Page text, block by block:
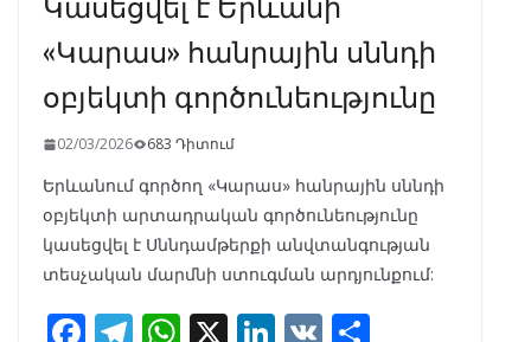
«Կարաս» հանրային սննդի
օբյեկտի գործունեությունը
02/03/2026 683 Դիտում
Երևանում գործող «Կարաս» հանրային սննդի
օբյեկտի արտադրական գործունեությունը
կասեցվել է Սննդամթերքի անվտանգության
տեսչական մարմնի ստուգման արդյունքում: